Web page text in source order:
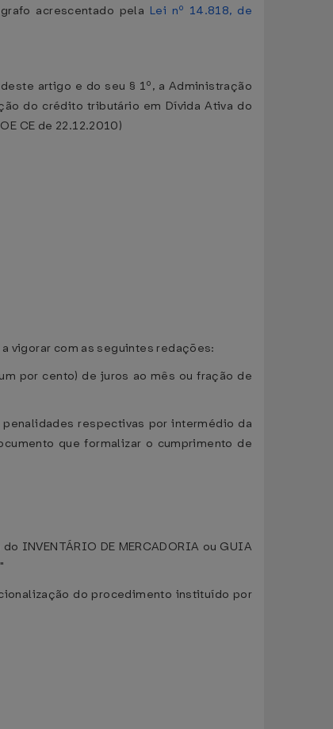
acrescentado pela Lei nº 14.818, de
artigo e do seu § 1º, a Administração
do crédito tributário em Dívida Ativa do
CE de 22.12.2010)
a vigorar com as seguintes redações:
por cento) de juros ao mês ou fração de
respectivas por intermédio da
que formalizar o cumprimento de
INVENTÁRIO DE MERCADORIA ou GUIA
do procedimento instituído por